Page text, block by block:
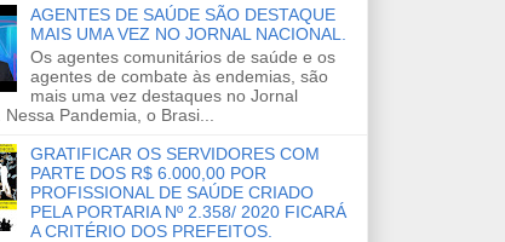
AGENTES DE SAÚDE SÃO DESTAQUE
MAIS UMA VEZ NO JORNAL NACIONAL.
Os agentes comunitários de saúde e os
agentes de combate às endemias, são
mais uma vez destaques no Jornal
Pandemia, o Brasi...
GRATIFICAR OS SERVIDORES COM
PARTE DOS R$ 6.000,00 POR
PROFISSIONAL DE SAÚDE CRIADO
PELA PORTARIA Nº 2.358/ 2020 FICARÁ
A CRITÉRIO DOS PREFEITOS.